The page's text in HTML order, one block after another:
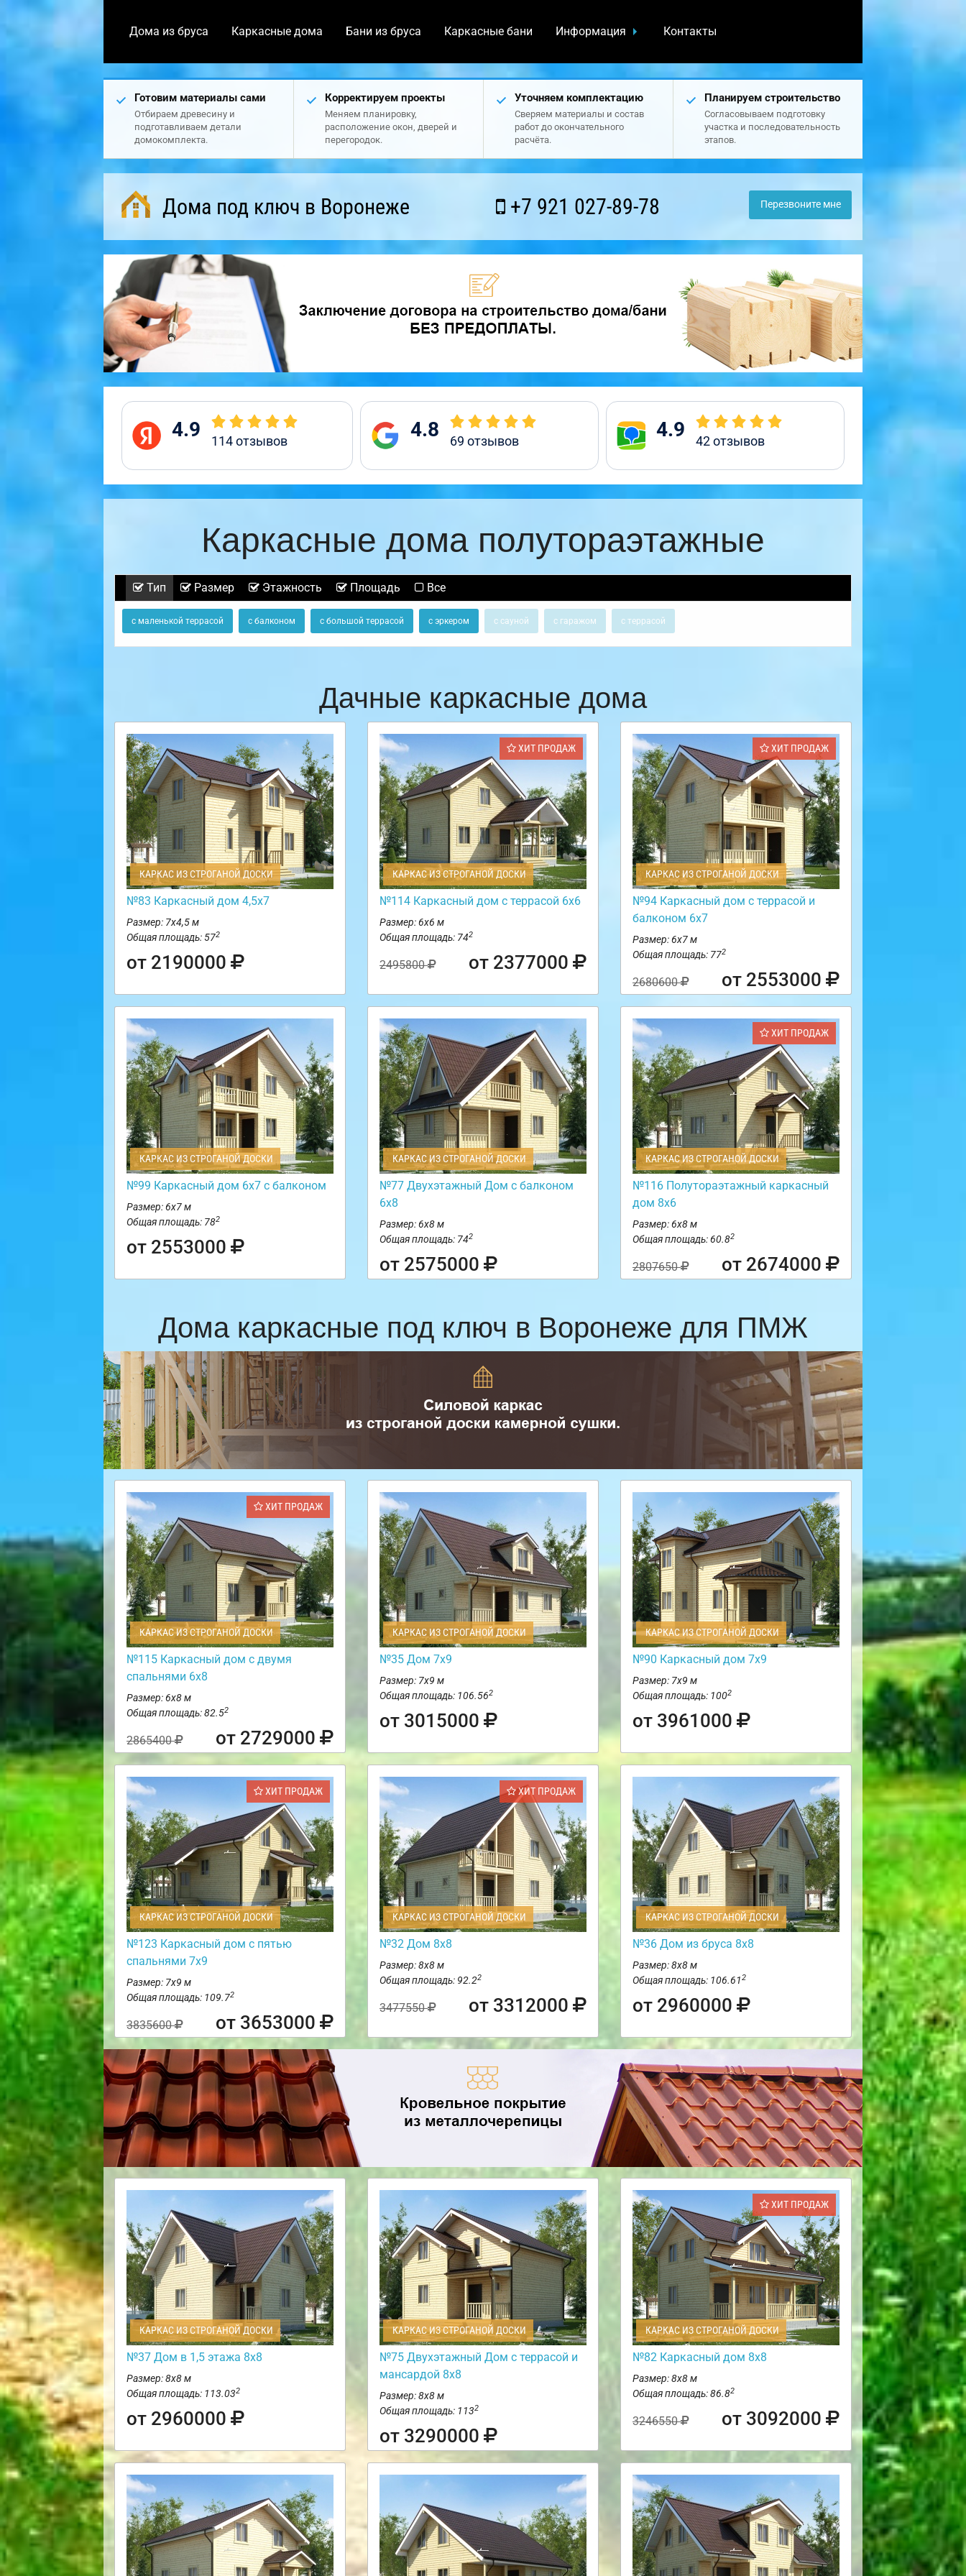
Дома из бруса Каркасные дома Бани из бруса Каркасные бани Информация Контакты
Готовим материалы сами
Отбираем древесину и
подготавливаем детали
домокомплекта.
Корректируем проекты
Меняем планировку,
расположение окон, дверей и
перегородок.
Уточняем комплектацию
Сверяем материалы и состав
работ до окончательного
расчёта.
Планируем строительство
Согласовываем подготовку
участка и последовательность
этапов.
Дома под ключ в Воронеже +7 921 027-89-78 Перезвоните мне
4.9 114отзывов 4.8 69 отзывов 4.9 42отзывов
Каркасные дома полутораэтажные
Тип Размер Этажность Площадь Все
с маленькой террасой с балконом с большой террасой с эркером с сауной с гаражом с террасой
Дачные каркасные дома
КАРКАС ИЗ СТРОГАНОЙ ДОСКИ
№83 Каркасный дом 4,5х7
Размер: 7х4,5 м
Общая площадь: 572
от 2190000
ХИТ ПРОДАЖ
КАРКАС ИЗ СТРОГАНОЙ ДОСКИ
№114 Каркасный дом с террасой 6х6
Размер: 6х6 м
Общая площадь: 742
2495800 от 2377000
ХИТ ПРОДАЖ
КАРКАС ИЗ СТРОГАНОЙ ДОСКИ
№94 Каркасный дом с террасой и
балконом 6х7
Размер: 6х7 м
Общая площадь: 772
2680600 от 2553000
КАРКАС ИЗ СТРОГАНОЙ ДОСКИ
№99 Каркасный дом 6х7 с балконом
Размер: 6х7 м
Общая площадь: 782
от 2553000
КАРКАС ИЗ СТРОГАНОЙ ДОСКИ
№77 Двухэтажный Дом с балконом
6х8
Размер: 6х8 м
Общая площадь: 742
от 2575000
ХИТ ПРОДАЖ
КАРКАС ИЗ СТРОГАНОЙ ДОСКИ
№116 Полутораэтажный каркасный
дом 8х6
Размер: 6х8 м
Общая площадь: 60.82
2807650 от 2674000
Дома каркасные под ключ в Воронеже для ПМЖ
ХИТ ПРОДАЖ
КАРКАС ИЗ СТРОГАНОЙ ДОСКИ
№115 Каркасный дом с двумя
спальнями 6х8
Размер: 6х8 м
Общая площадь: 82.52
2865400 от 2729000
КАРКАС ИЗ СТРОГАНОЙ ДОСКИ
№35 Дом 7х9
Размер: 7х9 м
Общая площадь: 106.562
от 3015000
КАРКАС ИЗ СТРОГАНОЙ ДОСКИ
№90 Каркасный дом 7х9
Размер: 7х9 м
Общая площадь: 1002
от 3961000
ХИТ ПРОДАЖ
КАРКАС ИЗ СТРОГАНОЙ ДОСКИ
№123 Каркасный дом с пятью
спальнями 7х9
Размер: 7х9 м
Общая площадь: 109.72
3835600 от 3653000
ХИТ ПРОДАЖ
КАРКАС ИЗ СТРОГАНОЙ ДОСКИ
№32 Дом 8х8
Размер: 8х8 м
Общая площадь: 92.22
3477550 от 3312000
КАРКАС ИЗ СТРОГАНОЙ ДОСКИ
№36 Дом из бруса 8х8
Размер: 8х8 м
Общая площадь: 106.612
от 2960000
КАРКАС ИЗ СТРОГАНОЙ ДОСКИ
№37 Дом в 1,5 этажа 8х8
Размер: 8х8 м
Общая площадь: 113.032
от 2960000
КАРКАС ИЗ СТРОГАНОЙ ДОСКИ
№75 Двухэтажный Дом с террасой и
мансардой 8х8
Размер: 8х8 м
Общая площадь: 1132
от 3290000
ХИТ ПРОДАЖ
КАРКАС ИЗ СТРОГАНОЙ ДОСКИ
№82 Каркасный дом 8х8
Размер: 8х8 м
Общая площадь: 86.82
3246550 от 3092000